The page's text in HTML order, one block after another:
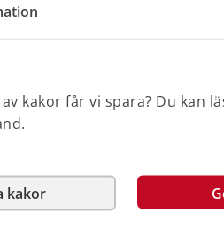
kakor får vi spara? Du kan
kakor